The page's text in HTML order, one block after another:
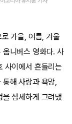
로 가을, 여름, 겨울
니버스 영화다. 사
사이에서 흔들리는
해 사랑과 욕망,
섬세하게 그려냈